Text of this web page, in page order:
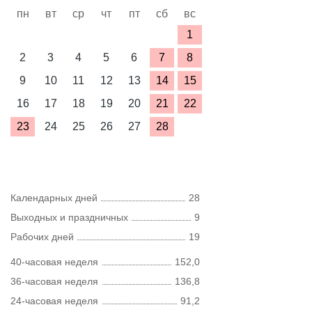
пн вт ср чт пт сб
вс
1
2
3 4 5 6 7
8
9
10 11 12 13 14
15
16
17 18 19 20 21
22
23
24 25 26 27 28
Календарных дней
28
Выходных и праздничных
9
Рабочих дней
19
40-часовая неделя
152,0
36-часовая неделя
136,8
24-часовая неделя
91,2